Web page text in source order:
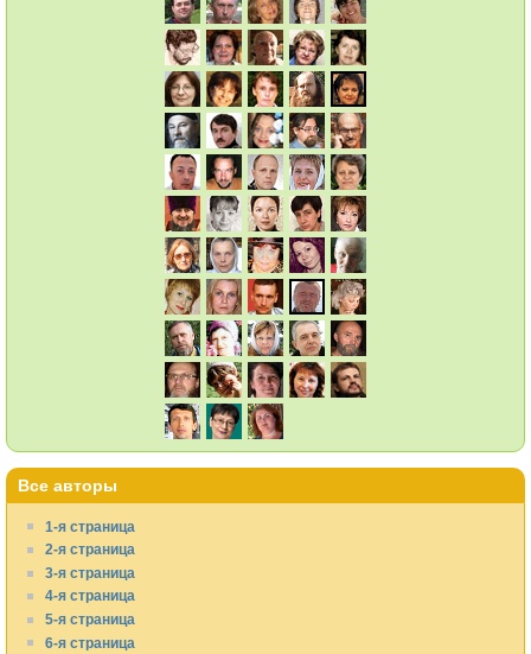
Все авторы
1-я страница
2-я страница
3-я страница
4-я страница
5-я страница
6-я страница